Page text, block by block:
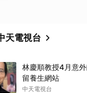
天電視台
林慶順教授4月意
留養生網站
中天電視台